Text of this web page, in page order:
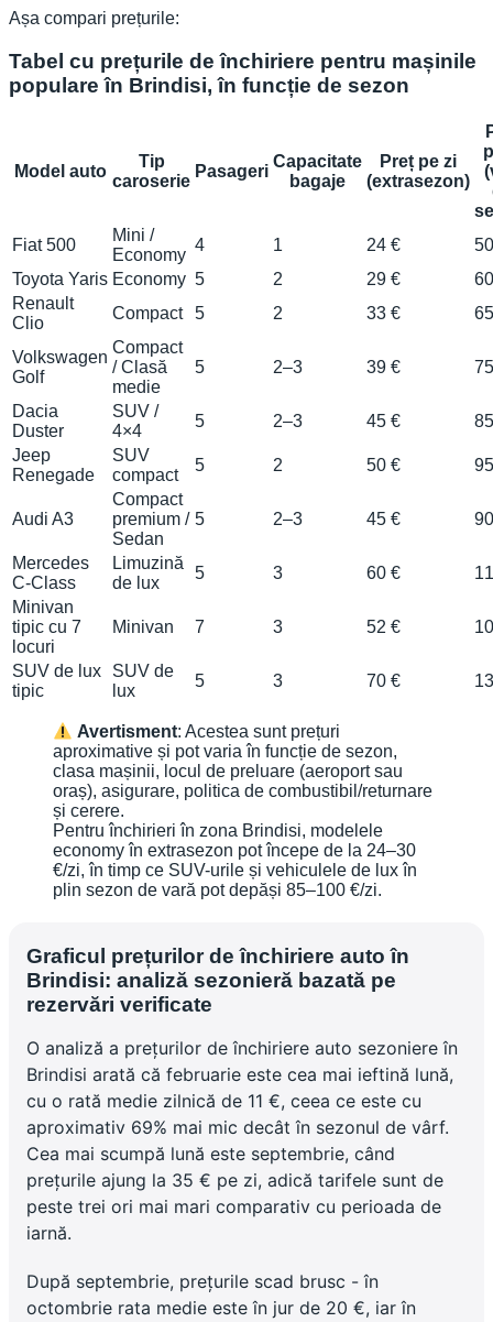
Așa compari prețurile:
Tabel cu prețurile de închiriere pentru mașinile
populare în Brindisi, în funcție de sezon
Model auto
Tip
caroserie
Pasageri
Capacitate
bagaje
Preț pe zi
(extrasezon)
Fiat 500
Mini /
Economy
4 1 24 €
Toyota Yaris Economy 5 2 29 €
Renault
Clio
Compact 5 2 33 €
Volkswagen
Golf
Compact
/ Clasă
medie
5 2–3 39 €
Dacia
Duster
SUV /
4×4
5 2–3 45 €
Jeep
Renegade
SUV
compact
5 2 50 €
Audi A3
Compact
premium /
Sedan
5 2–3 45 €
Mercedes
C-Class
Limuzină
de lux
5 3 60 €
Minivan
tipic cu 7
locuri
Minivan 7 3 52 €
SUV de lux
tipic
SUV de
lux
5 3 70 €
Avertisment: Acestea sunt prețuri
aproximative și pot varia în funcție de sezon,
clasa mașinii, locul de preluare (aeroport sau
oraș), asigurare, politica de combustibil/returnare
și cerere.
Pentru închirieri în zona Brindisi, modelele
economy în extrasezon pot începe de la 24–30
€/zi, în timp ce SUV-urile și vehiculele de lux în
plin sezon de vară pot depăși 85–100 €/zi.
Graficul prețurilor de închiriere auto în
Brindisi: analiză sezonieră bazată pe
rezervări verificate
O analiză a prețurilor de închiriere auto sezoniere în
Brindisi arată că februarie este cea mai ieftină lună,
cu o rată medie zilnică de 11 €, ceea ce este cu
aproximativ 69% mai mic decât în sezonul de vârf.
Cea mai scumpă lună este septembrie, când
prețurile ajung la 35 € pe zi, adică tarifele sunt de
peste trei ori mai mari comparativ cu perioada de
iarnă.
După septembrie, prețurile scad brusc - în
octombrie rata medie este în jur de 20 €, iar în